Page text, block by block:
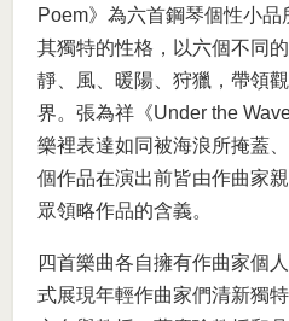
Poem》為六首鋼琴個性小
其獨特的性格，以六個不同
靜、風、暖陽、狩獵，帶領
界。張為祥《Under the
樂裡表達如同被海浪所掩蓋
個作品在演出前皆由作曲家
眾領略作品的含義。
四首樂曲各自擁有作曲家個
式展現年輕作曲家們清新獨